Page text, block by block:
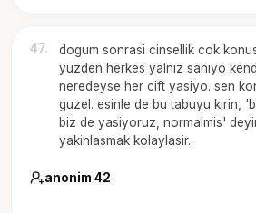
47.
dogum sonrasi cinsellik cok
yuzden herkes yalniz saniyo
neredeyse her cift yasiyo. sen
guzel. esinle de bu tabuyu kirin,
biz de yasiyoruz, normalmis'
yakinlasmak kolaylasir.
anonim 42